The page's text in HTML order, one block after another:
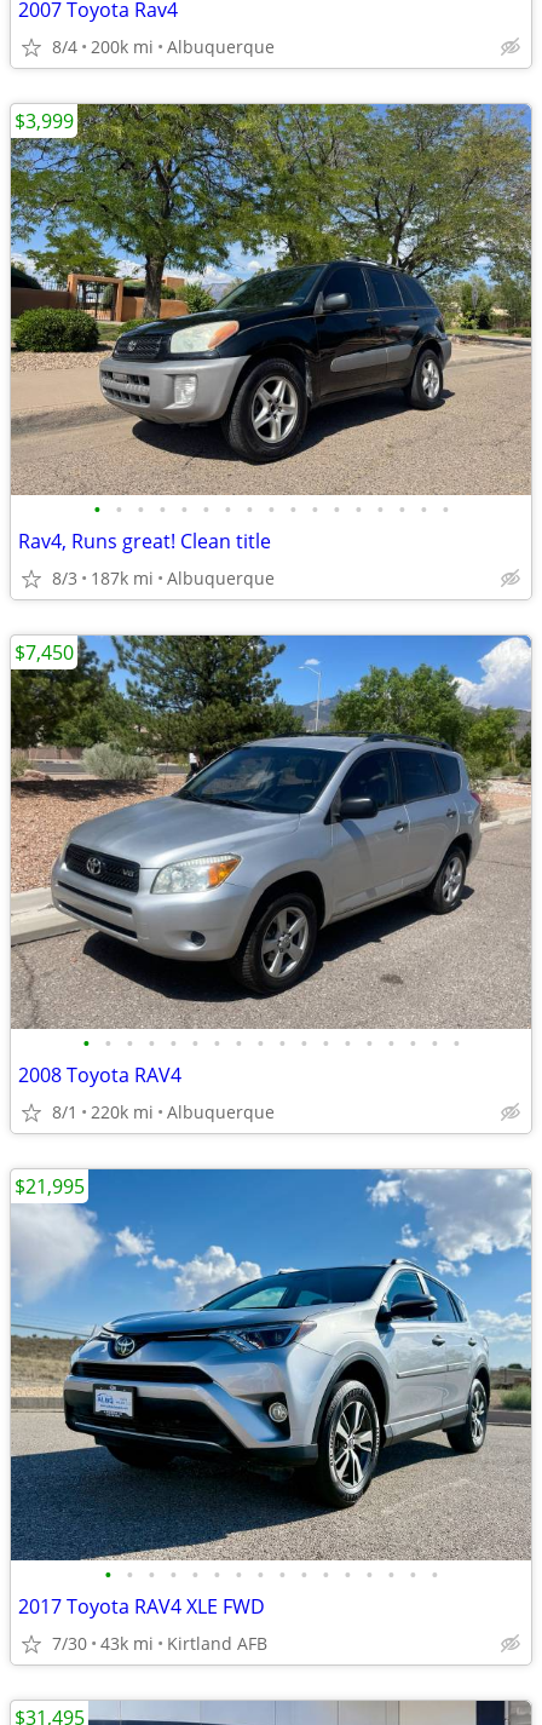
2007 Toyota Rav4
8/4 200k mi Albuquerque
• • • • • • • • • • • • • • • • •
Rav4, Runs great! Clean title
8/3 187k mi Albuquerque
$3,999
• • • • • • • • • • • • • • • • • •
2008 Toyota RAV4
8/1 220k mi Albuquerque
$7,450
• • • • • • • • • • • • • • • •
2017 Toyota RAV4 XLE FWD
7/30 43k mi Kirtland AFB
$21,995
$31,495